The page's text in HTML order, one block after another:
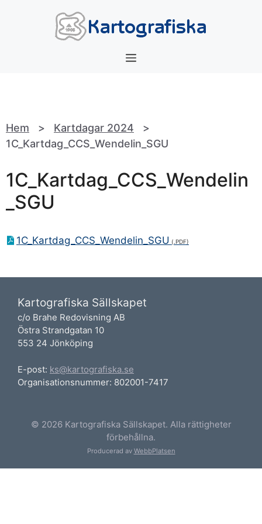
Meny
Hem > Kartdagar 2024 >
1C_Kartdag_CCS_Wendelin_SGU
1C_Kartdag_CCS_Wendelin
_SGU
1C_Kartdag_CCS_Wendelin_SGU
Kartografiska Sällskapet
c/o Brahe Redovisning AB
Östra Strandgatan 10
553 24 Jönköping
E-post: ks@kartografiska.se
Organisationsnummer: 802001-7417
© 2026 Kartografiska Sällskapet. Alla rättigheter
förbehållna.
Producerad av WebbPlatsen